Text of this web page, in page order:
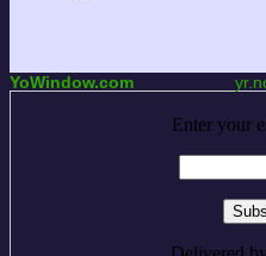
YoWindow.com
Enter your